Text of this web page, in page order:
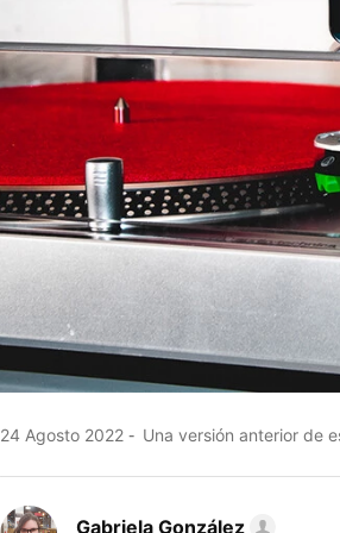
24 Agosto 2022 Una versión anterior de
Gabriela González